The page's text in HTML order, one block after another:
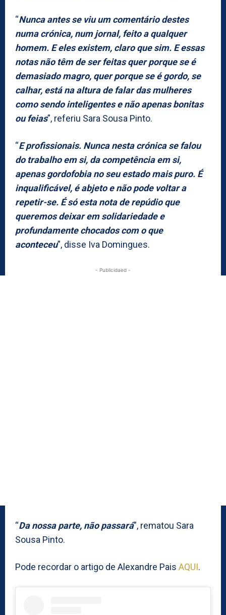
“Nunca antes se viu um comentário destes
numa crónica, num jornal, feito a qualquer
homem. E eles existem, claro que sim. E essas
notas não têm de ser feitas quer porque se é
demasiado magro, quer porque se é gordo, se
calhar, está na altura de falar das mulheres
como sendo inteligentes e não apenas bonitas
ou feias”, referiu Sara Sousa Pinto.
“E profissionais. Nunca nesta crónica se falou
do trabalho em si, da competência em si,
apenas gordofobia no seu estado mais puro. É
inqualificável, é abjeto e não pode voltar a
repetir-se. É só esta nota de repúdio que
queremos deixar em solidariedade e
profundamente chocados com o que
aconteceu”, disse Iva Domingues.
- Publicidaed -
“Da nossa parte, não passará”, rematou Sara
Sousa Pinto.
Pode recordar o artigo de Alexandre Pais AQUI.